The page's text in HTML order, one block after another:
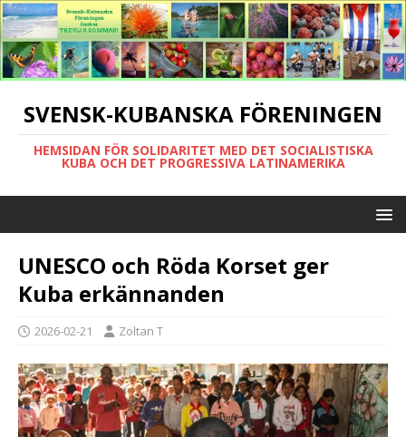
SVENSK-KUBANSKA FÖRENINGEN
HEMSIDAN FÖR SOLIDARITET MED DET SOCIALISTISKA
KUBA OCH DET PROGRESSIVA LATINAMERIKA
UNESCO och Röda Korset ger
Kuba erkännanden
2026-02-21 Zoltan T